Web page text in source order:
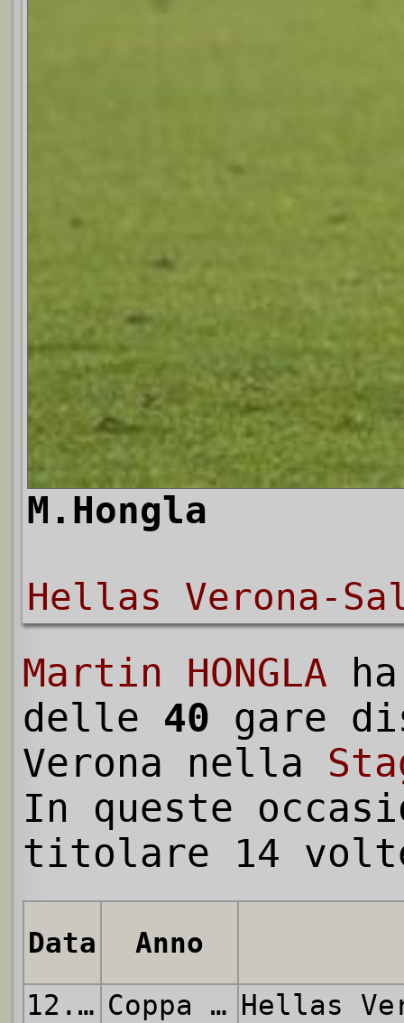
M.Hongla
Hellas Verona-
Martin HONGLA
delle 40 gare
Verona nella
In queste
titolare 14
Data
Anno
12.08.2023
Coppa Italia Hellas